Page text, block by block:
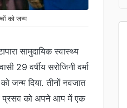
को जन्म
सामुदायिक स्वास्थ्य
वर्षीय सरोजिनी वर्मा
जन्म दिया. तीनों नवजात
प्रसव को अपने आप में एक